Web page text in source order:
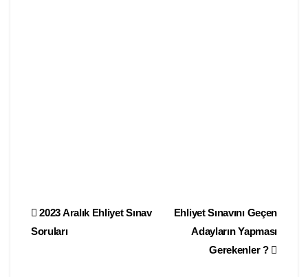
Yazı
Ehliyet Sınavını Geçen
Adayların Yapması
Gerekenler ?
2023 Aralık Ehliyet Sınav
Soruları